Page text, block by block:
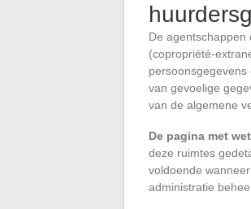
De agentschappen
(copropriété-
van gevoelige
van de algemene
De pagina met
deze ruimtes
voldoende
administratie